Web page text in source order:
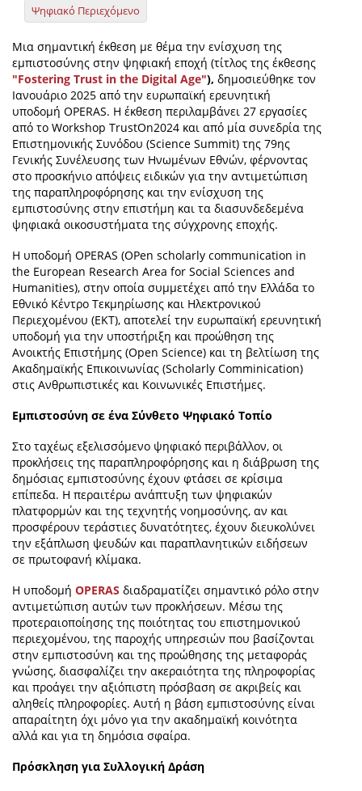
Ψηφιακό Περιεχόμενο
Μια σημαντική έκθεση με θέμα την ενίσχυση της
εμπιστοσύνης στην ψηφιακή εποχή (τίτλος της έκθεσης
"Fostering Trust in the Digital Age"), δημοσιεύθηκε τον
Ιανουάριο 2025 από την ευρωπαϊκή ερευνητική
υποδομή OPERAS. Η έκθεση περιλαμβάνει 27 εργασίες
από το Workshop TrustOn2024 και από μία συνεδρία της
Επιστημονικής Συνόδου (Science Summit) της 79ης
Γενικής Συνέλευσης των Ηνωμένων Εθνών, φέρνοντας
στο προσκήνιο απόψεις ειδικών για την αντιμετώπιση
της παραπληροφόρησης και την ενίσχυση της
εμπιστοσύνης στην επιστήμη και τα διασυνδεδεμένα
ψηφιακά οικοσυστήματα της σύγχρονης εποχής.
Η υποδομή OPERAS (OPen scholarly communication in
the European Research Area for Social Sciences and
Humanities), στην οποία συμμετέχει από την Ελλάδα το
Εθνικό Κέντρο Τεκμηρίωσης και Ηλεκτρονικού
Περιεχομένου (ΕΚΤ), αποτελεί την ευρωπαϊκή ερευνητική
υποδομή για την υποστήριξη και προώθηση της
Ανοικτής Επιστήμης (Open Science) και τη βελτίωση της
Ακαδημαϊκής Επικοινωνίας (Scholarly Comminication)
στις Ανθρωπιστικές και Κοινωνικές Επιστήμες.
Εμπιστοσύνη σε ένα Σύνθετο Ψηφιακό Τοπίο
Στο ταχέως εξελισσόμενο ψηφιακό περιβάλλον, οι
προκλήσεις της παραπληροφόρησης και η διάβρωση της
δημόσιας εμπιστοσύνης έχουν φτάσει σε κρίσιμα
επίπεδα. Η περαιτέρω ανάπτυξη των ψηφιακών
πλατφορμών και της τεχνητής νοημοσύνης, αν και
προσφέρουν τεράστιες δυνατότητες, έχουν διευκολύνει
την εξάπλωση ψευδών και παραπλανητικών ειδήσεων
σε πρωτοφανή κλίμακα.
Η υποδομή OPERAS διαδραματίζει σημαντικό ρόλο στην
αντιμετώπιση αυτών των προκλήσεων. Μέσω της
προτεραιοποίησης της ποιότητας του επιστημονικού
περιεχομένου, της παροχής υπηρεσιών που βασίζονται
στην εμπιστοσύνη και της προώθησης της μεταφοράς
γνώσης, διασφαλίζει την ακεραιότητα της πληροφορίας
και προάγει την αξιόπιστη πρόσβαση σε ακριβείς και
αληθείς πληροφορίες. Αυτή η βάση εμπιστοσύνης είναι
απαραίτητη όχι μόνο για την ακαδημαϊκή κοινότητα
αλλά και για τη δημόσια σφαίρα.
Πρόσκληση για Συλλογική Δράση